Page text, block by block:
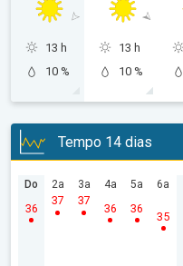
13 h
10 %
13 h
10 %
Tempo 14 dias
Do
36
2a
37
3a
37
4a
36
5a
36
6a
35